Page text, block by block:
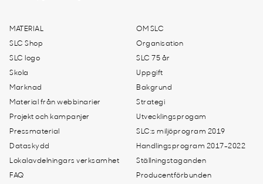
MATERIAL
SLC Shop
SLC logo
Skola
Marknad
Material från webbinarier
Projekt och kampanjer
Pressmaterial
Dataskydd
Lokalavdelningars verksamhet
FAQ
OM SLC
Organisation
SLC 75 år
Uppgift
Bakgrund
Strategi
Utvecklingsprogam
SLC:s miljöprogram 2019
Handlingsprogram 2017-2022
Ställningstaganden
Producentförbunden